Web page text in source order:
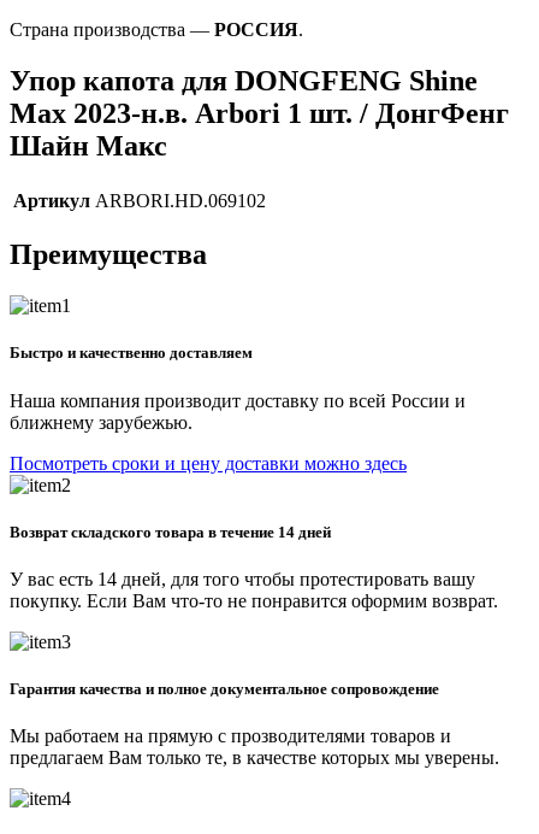
Страна производства — РОССИЯ.
Упор капота для DONGFENG Shine
Max 2023-н.в. Arbori 1 шт. / ДонгФенг
Шайн Макс
Артикул ARBORI.HD.069102
Преимущества
Быстро и качественно доставляем
Наша компания производит доставку по всей России и
ближнему зарубежью.
Посмотреть сроки и цену доставки можно здесь
Возврат складского товара в течение 14 дней
У вас есть 14 дней, для того чтобы протестировать вашу
покупку. Если Вам что-то не понравится оформим возврат.
Гарантия качества и полное документальное сопровождение
Мы работаем на прямую с прозводителями товаров и
предлагаем Вам только те, в качестве которых мы уверены.